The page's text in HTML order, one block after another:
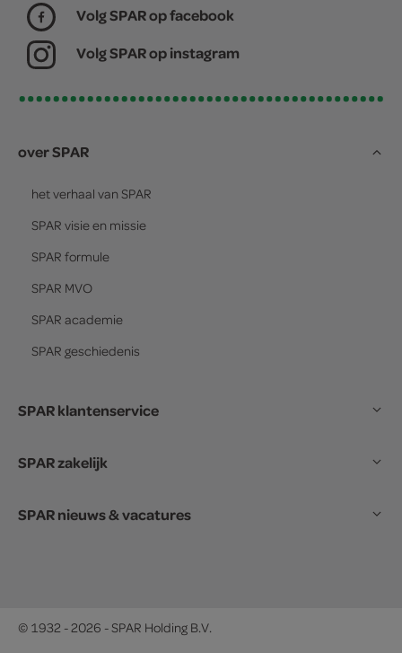
Volg SPAR op facebook
Volg SPAR op instagram
over SPAR
het verhaal van SPAR
SPAR visie en missie
SPAR formule
SPAR MVO
SPAR academie
SPAR geschiedenis
SPAR klantenservice
SPAR zakelijk
SPAR nieuws & vacatures
© 1932 - 2026 - SPAR Holding B.V.